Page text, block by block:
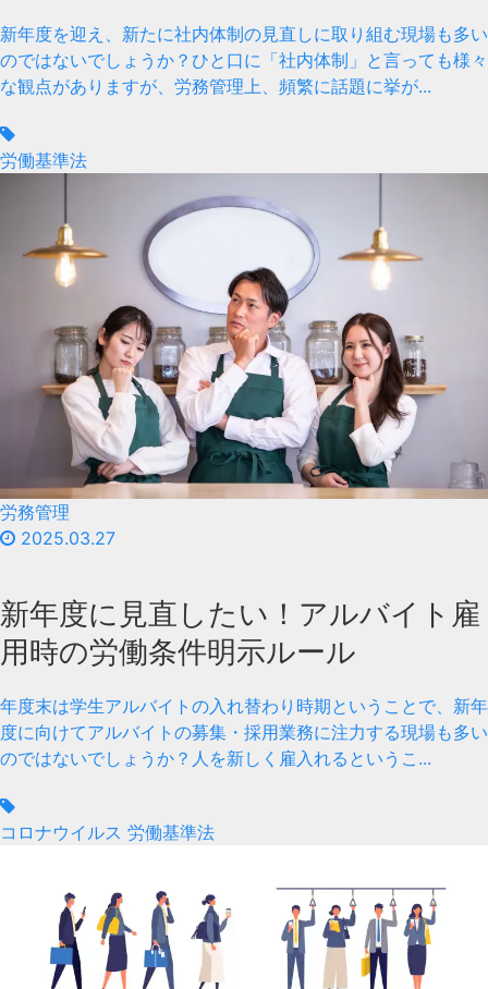
新年度を迎え、新たに社内体制の見直しに取り組む現場も多い
のではないでしょうか？ひと口に「社内体制」と言っても様々
な観点がありますが、労務管理上、頻繁に話題に挙が...
労働基準法
労務管理
2025.03.27
新年度に見直したい！アルバイト雇
用時の労働条件明示ルール
年度末は学生アルバイトの入れ替わり時期ということで、新年
度に向けてアルバイトの募集・採用業務に注力する現場も多い
のではないでしょうか？人を新しく雇入れるというこ...
コロナウイルス 労働基準法